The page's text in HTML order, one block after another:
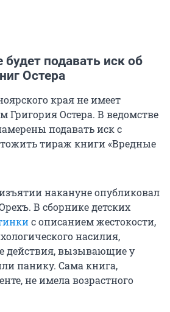
будет подавать иск об
Остера
края не имеет
Григория Остера. В ведомстве
подавать иск с
тираж книги «Вредные
накануне опубликовал
В сборнике детских
с описанием жестокости,
насилия,
действия, вызывающие у
панику. Сама книга,
не имела возрастного